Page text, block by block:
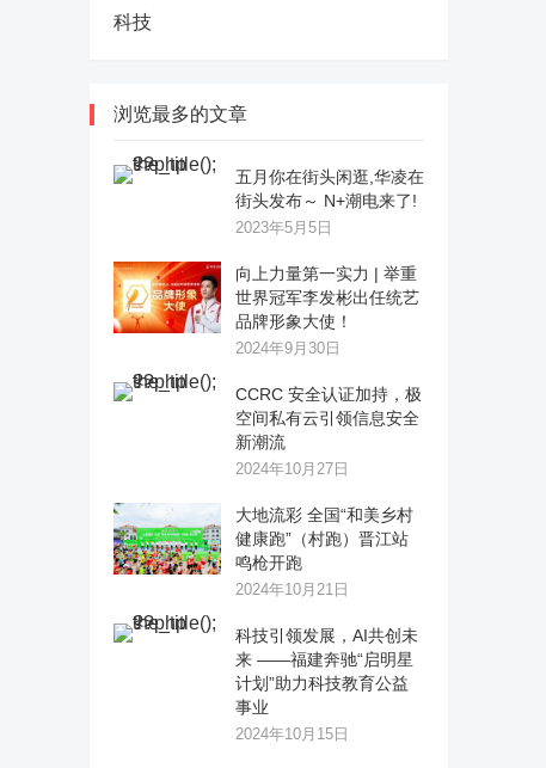
科技
浏览最多的文章
五月你在街头闲逛,华凌在
街头发布～ N+潮电来了!
2023年5月5日
向上力量第一实力 | 举重
世界冠军李发彬出任统艺
品牌形象大使！
2024年9月30日
CCRC 安全认证加持，极
空间私有云引领信息安全
新潮流
2024年10月27日
大地流彩 全国“和美乡村
健康跑”（村跑）晋江站
鸣枪开跑
2024年10月21日
科技引领发展，AI共创未
来 ——福建奔驰“启明星
计划”助力科技教育公益
事业
2024年10月15日